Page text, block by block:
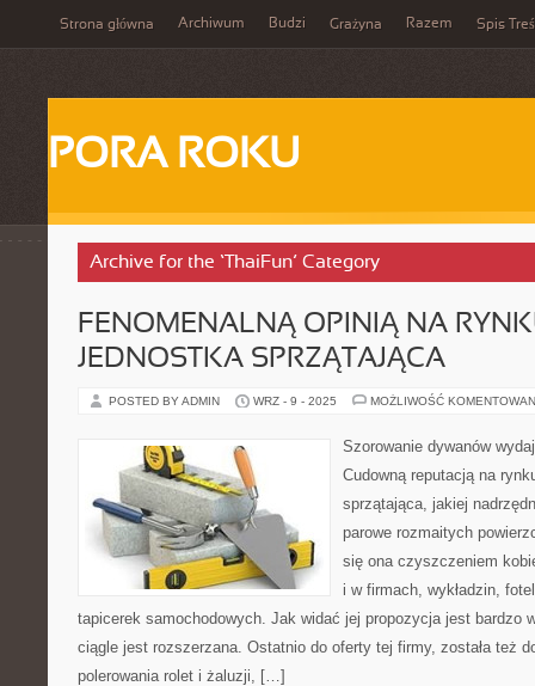
Strona główna Archiwum Budzi Grażyna Razem Spis
PORA ROKU
Archive for the ‘ThaiFun’ Category
FENOMENALNĄ OPINIĄ NA
JEDNOSTKA SPRZĄTAJĄCA
POSTED BY ADMIN WRZ - 9 - 2025 MOŻLIWOŚĆ
Szorowanie dywanów
Cudowną reputacją na
sprzątająca, jakiej
parowe rozmaitych
się ona czyszczeniem
i w firmach, wykładzin,
tapicerek samochodowych. Jak widać jej propozycja jest bardzo
ciągle jest rozszerzana. Ostatnio do oferty tej firmy, została też
polerowania rolet i żaluzji, […]